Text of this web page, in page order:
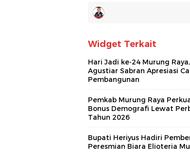
Widget Terkait
Hari Jadi ke-24 Murung
Agustiar Sabran Apresiasi
Pembangunan
Pemkab Murung Raya
Bonus Demografi Lewat
Tahun 2026
Bupati Heriyus Hadiri
Peresmian Biara Elioteria